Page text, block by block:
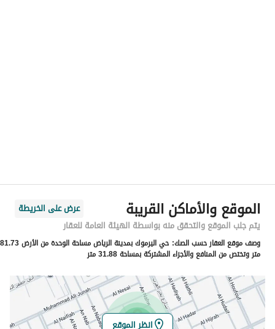
رقم المبنى
6955
الرقم الاضافي
3434
خط العرض
24.807439016381355
خط الطول
46.790044698972984
الموقع والأماكن القريبة
عرض على الخريطة
يتم جلب الموقع والتحقق منه بواسطة الهيئة العامة للعقار
وصف موقع العقار حسب الصك:
حي اليرموك بمدينة الرياض مساحة الوحدة من الأرض 81.73
متر وتختص من المنافع والأجزاء المشتركة بمساحة 31.88 متر
انظر الموقع